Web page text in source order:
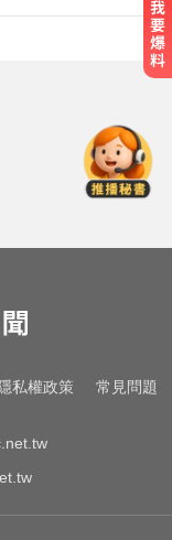
腸癌
牌 千
隱私權政策 常見問題